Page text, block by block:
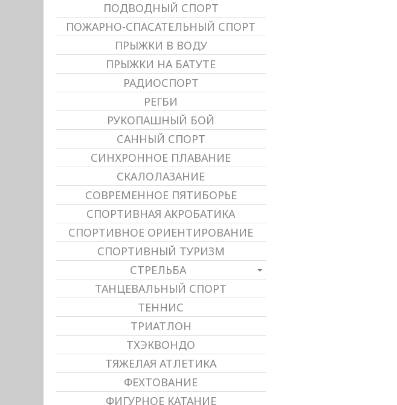
ПОДВОДНЫЙ СПОРТ
ПОЖАРНО-СПАСАТЕЛЬНЫЙ СПОРТ
ПРЫЖКИ В ВОДУ
ПРЫЖКИ НА БАТУТЕ
РАДИОСПОРТ
РЕГБИ
РУКОПАШНЫЙ БОЙ
САННЫЙ СПОРТ
СИНХРОННОЕ ПЛАВАНИЕ
СКАЛОЛАЗАНИЕ
СОВРЕМЕННОЕ ПЯТИБОРЬЕ
СПОРТИВНАЯ АКРОБАТИКА
СПОРТИВНОЕ ОРИЕНТИРОВАНИЕ
СПОРТИВНЫЙ ТУРИЗМ
СТРЕЛЬБА
ТАНЦЕВАЛЬНЫЙ СПОРТ
ТЕННИС
ТРИАТЛОН
ТХЭКВОНДО
ТЯЖЕЛАЯ АТЛЕТИКА
ФЕХТОВАНИЕ
ФИГУРНОЕ КАТАНИЕ